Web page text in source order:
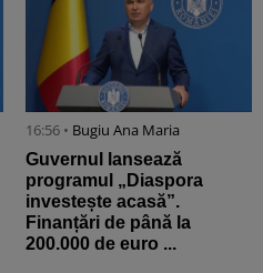
16:56 • Bugiu ⁠Ana Maria
Guvernul lansează
programul „Diaspora
investește acasă”.
Finanțări de până la
200.000 de euro ...